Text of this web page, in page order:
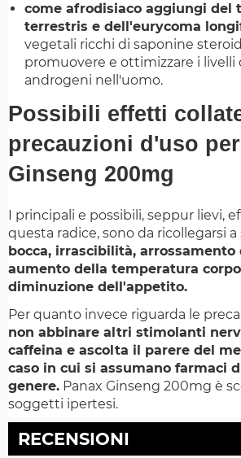
come afrodisiaco aggiungi del
terrestris e dell'eurycoma
vegetali ricchi di saponine
promuovere e ottimizzare i livelli
androgeni nell'uomo.
Possibili effetti
precauzioni d'uso
Ginseng 200mg
I principali e possibili, seppur lievi,
questa radice, sono da ricollegarsi a
bocca, irrascibilità, arrossamento
aumento della temperatura
diminuzione dell'appetito.
Per quanto invece riguarda le
non abbinare altri stimolanti
caffeina e ascolta il parere del
caso in cui si assumano farmaci
genere. Panax Ginseng 200mg è
soggetti ipertesi.
RECENSIONI